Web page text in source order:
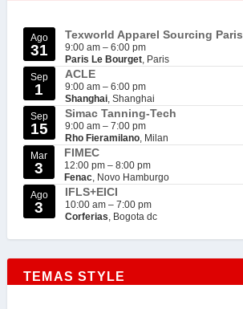
Ago
31
Texworld Apparel Sourcing Paris
9:00 am – 6:00 pm
Paris Le Bourget, Paris
Sep
1
ACLE
9:00 am – 6:00 pm
Shanghai, Shanghai
Sep
15
Simac Tanning-Tech
9:00 am – 7:00 pm
Rho Fieramilano, Milan
Mar
3
FIMEC
12:00 pm – 8:00 pm
Fenac, Novo Hamburgo
Ago
3
IFLS+EICI
10:00 am – 7:00 pm
Corferias, Bogota dc
TEMAS STYLE